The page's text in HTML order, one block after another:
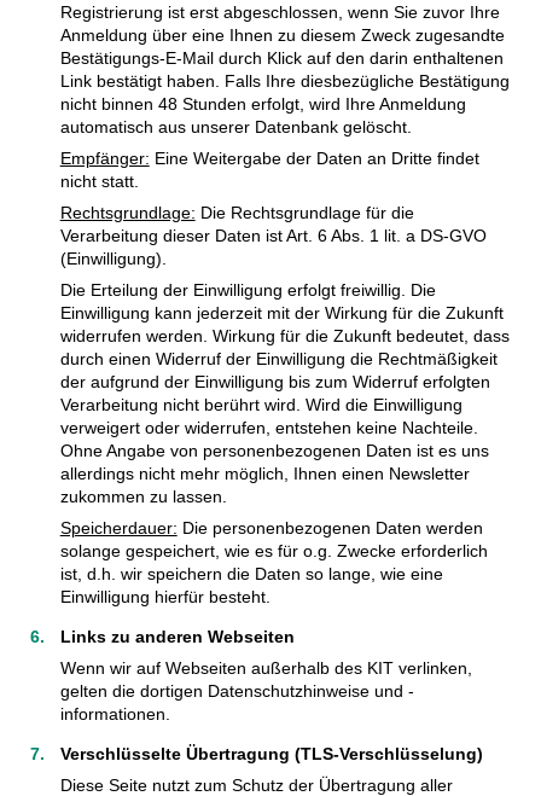
Registrierung ist erst abgeschlossen, wenn Sie zuvor Ihre
Anmeldung über eine Ihnen zu diesem Zweck zugesandte
Bestätigungs-E-Mail durch Klick auf den darin enthaltenen
Link bestätigt haben. Falls Ihre diesbezügliche Bestätigung
nicht binnen 48 Stunden erfolgt, wird Ihre Anmeldung
automatisch aus unserer Datenbank gelöscht.
Empfänger: Eine Weitergabe der Daten an Dritte findet
nicht statt.
Rechtsgrundlage: Die Rechtsgrundlage für die
Verarbeitung dieser Daten ist Art. 6 Abs. 1 lit. a DS-GVO
(Einwilligung).
Die Erteilung der Einwilligung erfolgt freiwillig. Die
Einwilligung kann jederzeit mit der Wirkung für die Zukunft
widerrufen werden. Wirkung für die Zukunft bedeutet, dass
durch einen Widerruf der Einwilligung die Rechtmäßigkeit
der aufgrund der Einwilligung bis zum Widerruf erfolgten
Verarbeitung nicht berührt wird. Wird die Einwilligung
verweigert oder widerrufen, entstehen keine Nachteile.
Ohne Angabe von personenbezogenen Daten ist es uns
allerdings nicht mehr möglich, Ihnen einen Newsletter
zukommen zu lassen.
Speicherdauer: Die personenbezogenen Daten werden
solange gespeichert, wie es für o.g. Zwecke erforderlich
ist, d.h. wir speichern die Daten so lange, wie eine
Einwilligung hierfür besteht.
Links zu anderen Webseiten
Wenn wir auf Webseiten außerhalb des KIT verlinken,
gelten die dortigen Datenschutzhinweise und -
informationen.
Verschlüsselte Übertragung (TLS-Verschlüsselung)
Diese Seite nutzt zum Schutz der Übertragung aller